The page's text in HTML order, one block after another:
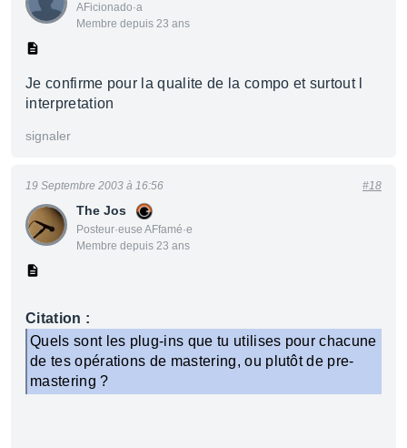
AFicionado·a
Membre depuis 23 ans
Je confirme pour la qualite de la compo et surtout l
interpretation
signaler
The Jos
Posteur·euse AFfamé·e
Membre depuis 23 ans
19 Septembre 2003 à 16:56 #18
Citation :
Quels sont les plug-ins que tu utilises pour chacune
de tes opérations de mastering, ou plutôt de pre-
mastering ?